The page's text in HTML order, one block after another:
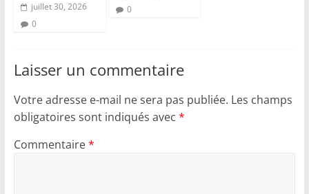
juillet 30, 2026
0
0
Laisser un commentaire
Votre adresse e-mail ne sera pas publiée. Les champs
obligatoires sont indiqués avec *
Commentaire*